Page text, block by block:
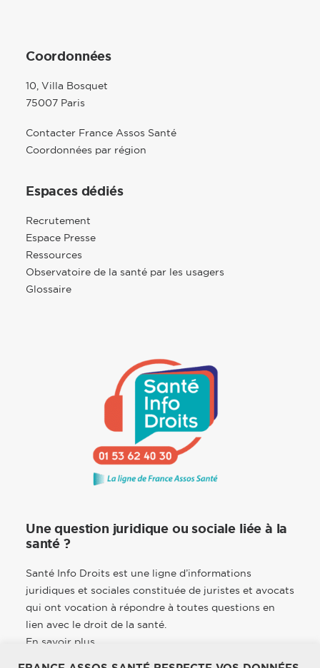
Coordonnées
10, Villa Bosquet
75007 Paris
Contacter France Assos Santé
Coordonnées par région
Espaces dédiés
Recrutement
Espace Presse
Ressources
Observatoire de la santé par les usagers
Glossaire
Une question juridique ou sociale liée à la
santé ?
Santé Info Droits est une ligne d’informations
juridiques et sociales constituée de juristes et avocats
qui ont vocation à répondre à toutes questions en
lien avec le droit de la santé.
En savoir plus